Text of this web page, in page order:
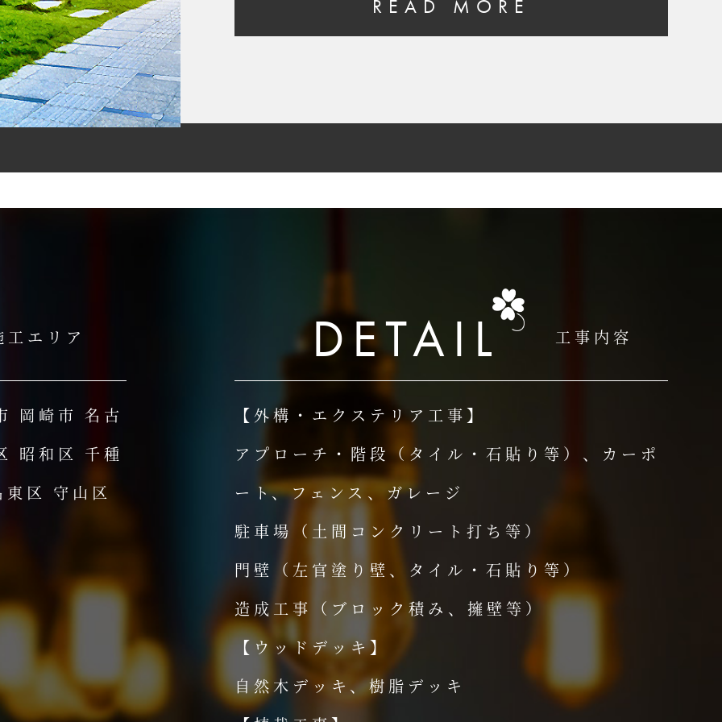
READ MORE
工エリア
岡崎市 名古
昭和区 千種
区 守山区
DETAIL 工事内容
【外構・エクステリア工事】
アプローチ・階段（タイル・石貼り等）、カーポ
ート、フェンス、ガレージ
駐車場（土間コンクリート打ち等）
門壁（左官塗り壁、タイル・石貼り等）
造成工事（ブロック積み、擁壁等）
【ウッドデッキ】
自然木デッキ、樹脂デッキ